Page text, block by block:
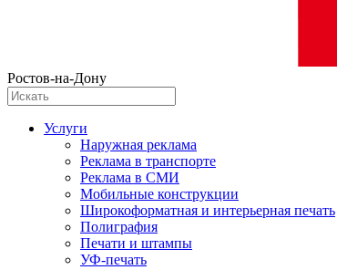
Ростов-на-Дону
Услуги
Наружная реклама
Реклама в транспорте
Реклама в СМИ
Мобильные конструкции
Широкоформатная и интерьерная печать
Полиграфия
Печати и штампы
УФ-печать